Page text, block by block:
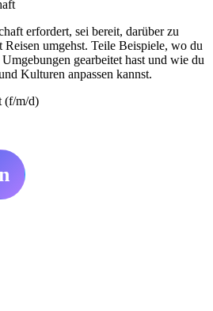
erfordert, sei bereit, darüber zu
umgehst. Teile Beispiele, wo du
gearbeitet hast und wie du
Kulturen anpassen kannst.
(f/m/d)